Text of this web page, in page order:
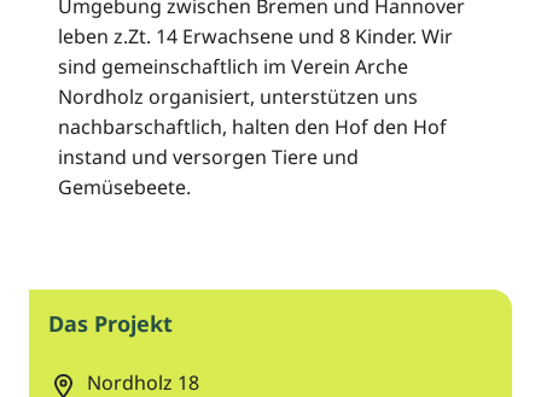
Umgebung zwischen Bremen und Hannover
leben z.Zt. 14 Erwachsene und 8 Kinder. Wir
sind gemeinschaftlich im Verein Arche
Nordholz organisiert, unterstützen uns
nachbarschaftlich, halten den Hof den Hof
instand und versorgen Tiere und
Gemüsebeete.
Das Projekt
Nordholz 18